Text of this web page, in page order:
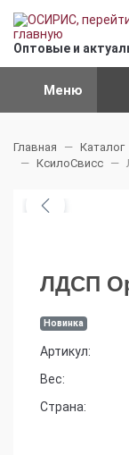
Оптовые и
Меню
Главная Каталог
КсилоСвисс
ЛДСП
Новинка
Артикул:
Вес:
Страна: